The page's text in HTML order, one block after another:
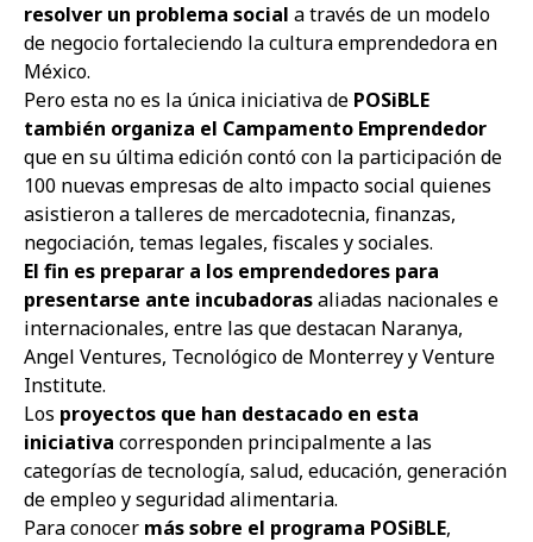
resolver un problema social a través de un modelo
de negocio fortaleciendo la cultura emprendedora en
México.
Pero esta no es la única iniciativa de POSiBLE
también organiza el Campamento Emprendedor
que en su última edición contó con la participación de
100 nuevas empresas de alto impacto social quienes
asistieron a talleres de mercadotecnia, finanzas,
negociación, temas legales, fiscales y sociales.
El fin es preparar a los emprendedores para
presentarse ante incubadorasaliadas nacionales e
internacionales, entre las que destacan Naranya,
Angel Ventures, Tecnológico de Monterrey y Venture
Institute.
Los proyectos que han destacado en esta
iniciativa corresponden principalmente a las
categorías de tecnología, salud, educación, generación
de empleo y seguridad alimentaria.
Para conocer más sobre el programa POSiBLE,